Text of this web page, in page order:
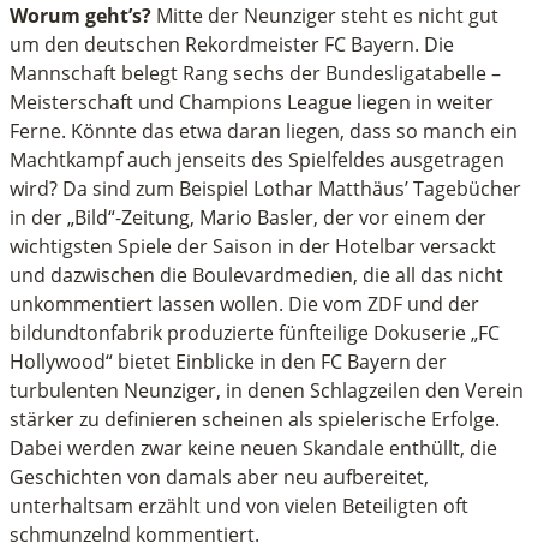
Worum geht’s? Mitte der Neunziger steht es nicht gut
um den deutschen Rekordmeister FC Bayern. Die
Mannschaft belegt Rang sechs der Bundesligatabelle –
Meisterschaft und Champions League liegen in weiter
Ferne. Könnte das etwa daran liegen, dass so manch ein
Machtkampf auch jenseits des Spielfeldes ausgetragen
wird? Da sind zum Beispiel Lothar Matthäus’ Tagebücher
in der „Bild“-Zeitung, Mario Basler, der vor einem der
wichtigsten Spiele der Saison in der Hotelbar versackt
und dazwischen die Boulevardmedien, die all das nicht
unkommentiert lassen wollen. Die vom ZDF und der
bildundtonfabrik produzierte fünfteilige Dokuserie „FC
Hollywood“ bietet Einblicke in den FC Bayern der
turbulenten Neunziger, in denen Schlagzeilen den Verein
stärker zu definieren scheinen als spielerische Erfolge.
Dabei werden zwar keine neuen Skandale enthüllt, die
Geschichten von damals aber neu aufbereitet,
unterhaltsam erzählt und von vielen Beteiligten oft
schmunzelnd kommentiert.